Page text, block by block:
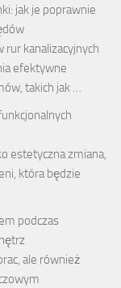
jak je poprawnie
rur kanalizacyjnych
efektywne
takich jak …
estetyczna zmiana,
która będzie
podczas
ale również